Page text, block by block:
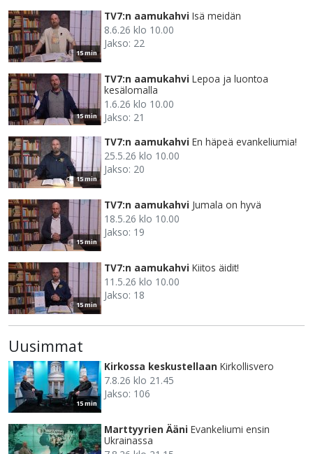
15 min
TV7:n aamukahvi Isä meidän
8.6.26 klo 10.00
Jakso: 22
15 min
TV7:n aamukahvi Lepoa ja luontoa
kesälomalla
1.6.26 klo 10.00
Jakso: 21
15 min
TV7:n aamukahvi En häpeä evankeliumia!
25.5.26 klo 10.00
Jakso: 20
15 min
TV7:n aamukahvi Jumala on hyvä
18.5.26 klo 10.00
Jakso: 19
15 min
TV7:n aamukahvi Kiitos äidit!
11.5.26 klo 10.00
Jakso: 18
Uusimmat
15 min
Kirkossa keskustellaan Kirkollisvero
7.8.26 klo 21.45
Jakso: 106
Marttyyrien Ääni Evankeliumi ensin
Ukrainassa